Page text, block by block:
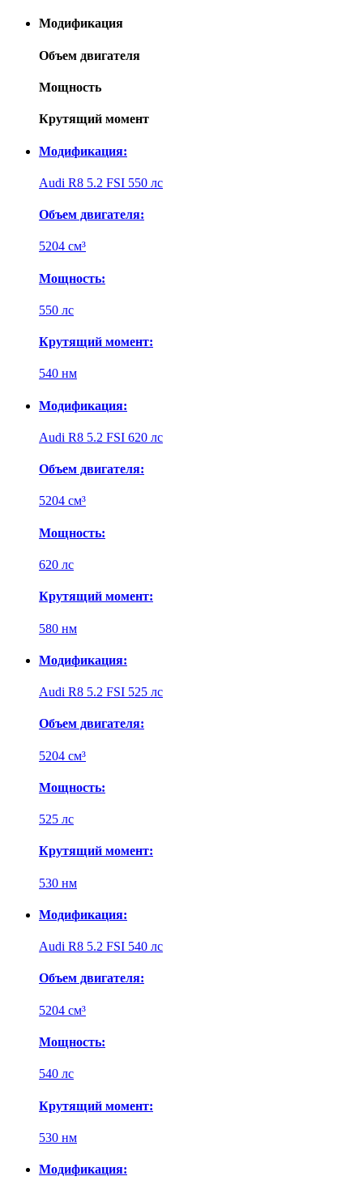
Модификация
Объем двигателя
Мощность
Крутящий момент
Модификация:
Audi R8 5.2 FSI 550 лс
Объем двигателя:
5204 см³
Мощность:
550 лс
Крутящий момент:
540 нм
Модификация:
Audi R8 5.2 FSI 620 лс
Объем двигателя:
5204 см³
Мощность:
620 лс
Крутящий момент:
580 нм
Модификация:
Audi R8 5.2 FSI 525 лс
Объем двигателя:
5204 см³
Мощность:
525 лс
Крутящий момент:
530 нм
Модификация:
Audi R8 5.2 FSI 540 лс
Объем двигателя:
5204 см³
Мощность:
540 лс
Крутящий момент:
530 нм
Модификация: